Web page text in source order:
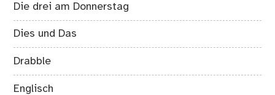
Die drei am Donnerstag
Dies und Das
Drabble
Englisch